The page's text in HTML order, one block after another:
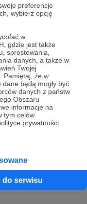
preferencje
wybierz opcję
w
gdzie jest także
sprostowania,
danych, a także w
Twojej
Pamiętaj, że w
będą mogły być
danych z państw
Obszaru
informacje na
tym celów
prywatności.
do serwisu
de Konstytucjajuż